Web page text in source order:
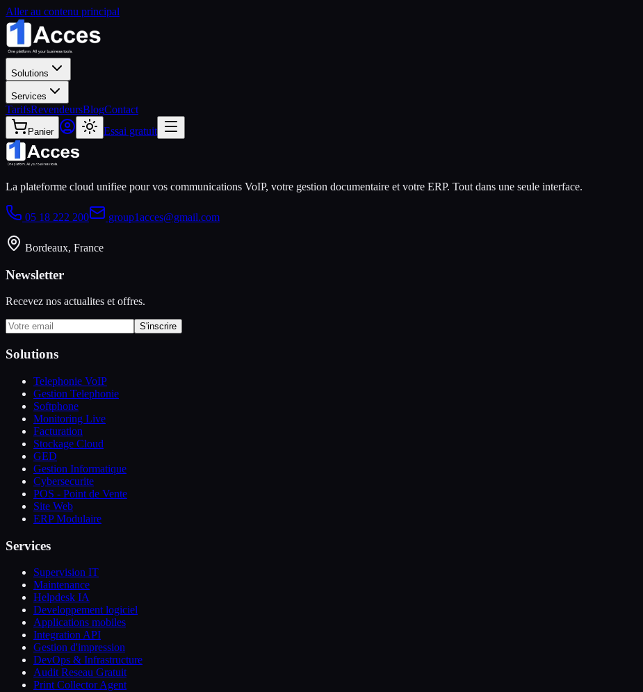
Aller au contenu principal
Solutions
Services
TarifsRevendeursBlogContact
Panier Essai gratuit
La plateforme cloud unifiee pour vos communications VoIP, votre gestion documentaire et votre ERP. Tout dans une seule interface.
05 18 222 200 group1acces@gmail.com
Bordeaux, France
Newsletter
Recevez nos actualites et offres.
S'inscrire
Solutions
Telephonie VoIP
Gestion Telephonie
Softphone
Monitoring Live
Facturation
Stockage Cloud
GED
Gestion Informatique
Cybersecurite
POS - Point de Vente
Site Web
ERP Modulaire
Services
Supervision IT
Maintenance
Helpdesk IA
Developpement logiciel
Applications mobiles
Integration API
Gestion d'impression
DevOps & Infrastructure
Audit Reseau Gratuit
Print Collector Agent